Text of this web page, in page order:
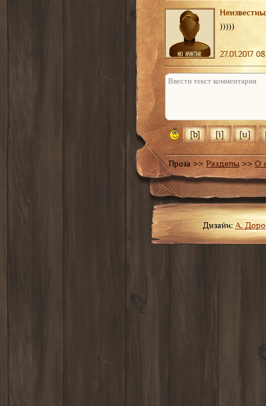
)))))
27.01.2017
Не отвечать
Проза >> Разделы >> О
Дизайн: А.